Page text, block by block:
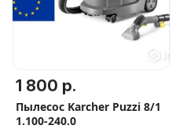
1 800 р.
Пылесос Karcher Puzzi 8/1
1.100-240.0